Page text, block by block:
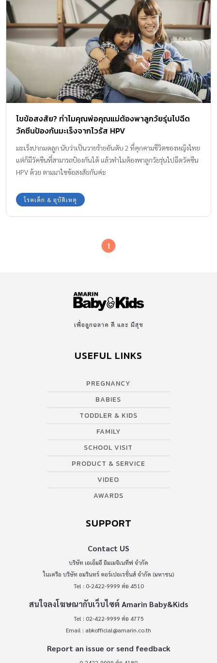
ไขข้อสงสัย? ทำไมคุณพ่อคุณแม่ต้องพาลูกวัยรุ่นไปฉีด
วัคซีนป้องกันมะเร็งจากไวรัส HPV
มะเร็งปากมดลูก นับว่าเป็นวายร้ายอันดับ 2 ที่คุกคามชีวิตของหญิงไทย
แต่ก็มีวัคซีนที่สามารถป้องกันได้ แล้วทำไมต้องพาลูกวัยรุ่นไปฉีดวัคซีน
HPV ด้วย ตามมาไขข้อสงสัยกันค่ะ
โรคเด็ก & อุบัติเหตุ
1
เพื่อลูกฉลาด ดี และ มีสุข
USEFUL LINKS
PREGNANCY
BABIES
TODDLER & KIDS
FAMILY
SCHOOL VISIT
PRODUCT & SERVICE
VIDEO
AWARDS
SUPPORT
Contact US
บริษัท เอเอ็มอี อิมเมจิเนทีฟ จำกัด
ในเครือ บริษัท อมรินทร์ คอร์เปอเรชั่นส์ จำกัด (มหาชน)
Tel : 0-2422-9999 ต่อ 4510
สนใจลงโฆษณากับเว็บไซต์ Amarin Baby&Kids
Tel : 02-422-9999 ต่อ 4775
Email : abkofficial@amarin.co.th
Report an issue or send feedback